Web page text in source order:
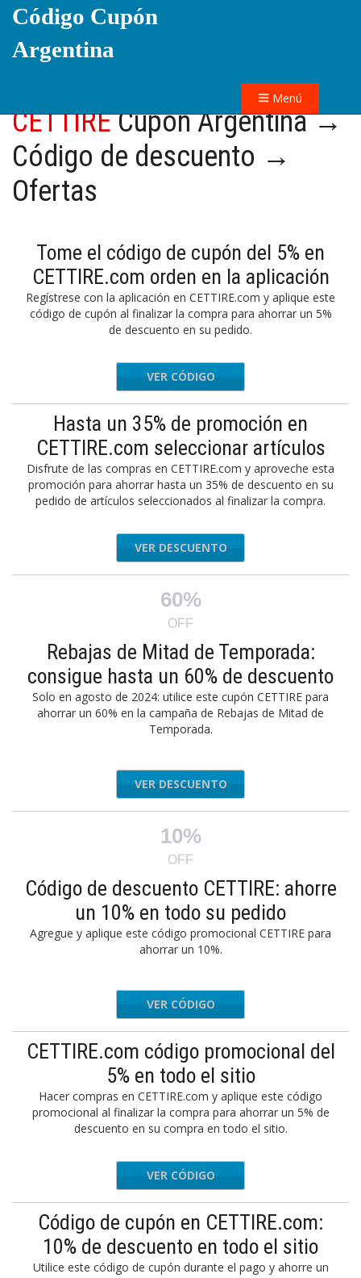
Código Cupón
Argentina
Menú
CETTIRECupón Argentina →
Código de descuento →
Ofertas
Tome el código de cupón del 5% en
CETTIRE.com orden en la aplicación
Regístrese con la aplicación en CETTIRE.com y aplique este
código de cupón al finalizar la compra para ahorrar un 5%
de descuento en su pedido.
APP5
VER CÓDIGO
Hasta un 35% de promoción en
CETTIRE.com seleccionar artículos
Disfrute de las compras en CETTIRE.com y aproveche esta
promoción para ahorrar hasta un 35% de descuento en su
pedido de artículos seleccionados al finalizar la compra.
VER DESCUENTO
60%
OFF
Rebajas de Mitad de Temporada:
consigue hasta un 60% de descuento
Solo en agosto de 2024: utilice este cupón CETTIRE para
ahorrar un 60% en la campaña de Rebajas de Mitad de
Temporada.
VER DESCUENTO
10%
OFF
Código de descuento CETTIRE: ahorre
un 10% en todo su pedido
Agregue y aplique este código promocional CETTIRE para
ahorrar un 10%.
APP10
VER CÓDIGO
CETTIRE.com código promocional del
5% en todo el sitio
Hacer compras en CETTIRE.com y aplique este código
promocional al finalizar la compra para ahorrar un 5% de
descuento en su compra en todo el sitio.
AUGUST5
VER CÓDIGO
Código de cupón en CETTIRE.com:
10% de descuento en todo el sitio
Utilice este código de cupón durante el pago y ahorre un